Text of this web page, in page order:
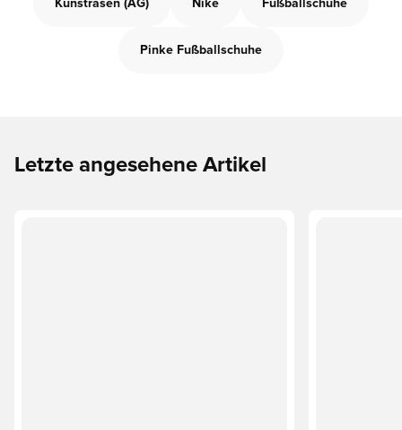
Kunstrasen (AG) Nike Fußballschuhe
Pinke Fußballschuhe
Letzte angesehene Artikel